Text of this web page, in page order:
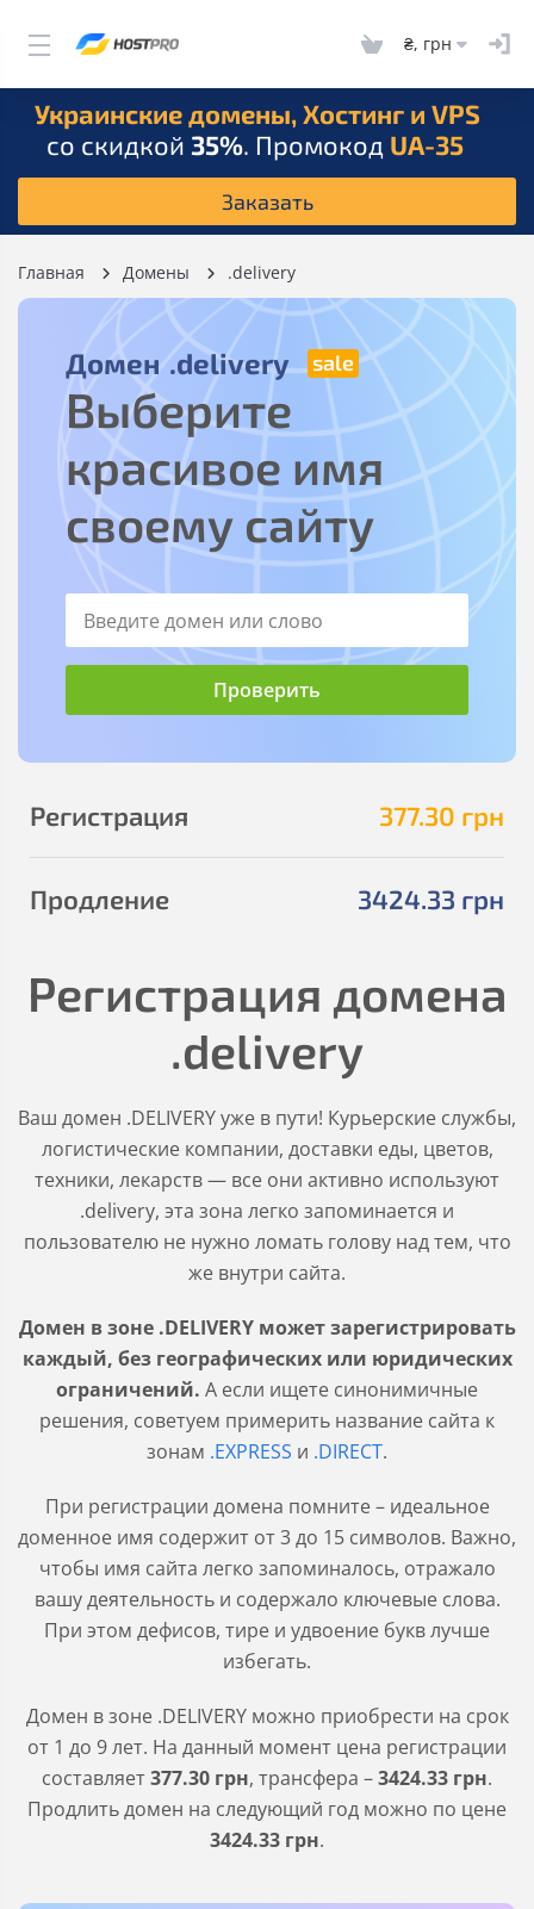
₴, грн
Украинские домены, Хостинг и VPS
со скидкой 35%. Промокод UA-35
Заказать
Главная Домены .delivery
Домен .delivery
Выберите
красивое имя
своему сайту
377.30 грн
Регистрация
3424.33 грн
Продление
Регистрация домена
.delivery
Ваш домен .DELIVERY уже в пути! Курьерские службы,
логистические компании, доставки еды, цветов,
техники, лекарств — все они активно используют
.delivery, эта зона легко запоминается и
пользователю не нужно ломать голову над тем, что
же внутри сайта.
Домен в зоне .DELIVERY может зарегистрировать
каждый, без географических или юридических
ограничений. А если ищете синонимичные
решения, советуем примерить название сайта к
зонам .EXPRESS и .DIRECT.
При регистрации домена помните – идеальное
доменное имя содержит от 3 до 15 символов. Важно,
чтобы имя сайта легко запоминалось, отражало
вашу деятельность и содержало ключевые слова.
При этом дефисов, тире и удвоение букв лучше
избегать.
Домен в зоне .DELIVERYможно приобрести на срок
от 1 до 9 лет. На данный момент цена регистрации
составляет377.30 грн, трансфера –3424.33 грн.
Продлить домен на следующий год можно по цене
3424.33 грн.